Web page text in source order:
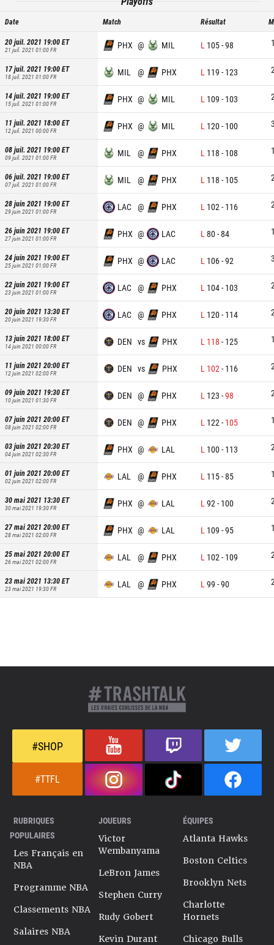
Date Match Résultat
20 juil. 2021 19:00ET
21 juil. 2021 01:00FR PHX @ MIL L 105-98
17 juil. 2021 19:00ET
18 juil. 2021 01:00FR MIL @ PHX L 119 - 123
14 juil. 2021 19:00ET
15 juil. 2021 01:00FR PHX @ MIL L 109 - 103
11 juil. 2021 18:00ET
12 juil. 2021 00:00FR PHX @ MIL L 120- 100
08 juil. 2021 19:00ET
09 juil. 2021 01:00FR MIL @ PHX L 118 - 108
06 juil. 2021 19:00ET
07 juil. 2021 01:00FR MIL @ PHX L 118 - 105
28 juin 2021 19:00ET
29 juin 2021 01:00FR LAC @ PHX L 102 - 116
26 juin 2021 19:00ET
27 juin 2021 01:00FR PHX @ LAC L 80-84
24 juin 2021 19:00ET
25 juin 2021 01:00FR PHX @ LAC L 106-92
22 juin 2021 19:00ET
23 juin 2021 01:00FR LAC @ PHX L 104- 103
20 juin 2021 13:30ET
20 juin 2021 19:30FR LAC @ PHX L 120- 114
13 juin 2021 18:00ET
14 juin 2021 00:00FR DEN vs PHX L 118 - 125
11 juin 2021 20:00ET
12 juin 2021 02:00FR DEN vs PHX L 102 - 116
09 juin 2021 19:30ET
10 juin 2021 01:30FR DEN @ PHX L 123 -98
07 juin 2021 20:00ET
08 juin 2021 02:00FR DEN @ PHX L 122 - 105
03 juin 2021 20:30ET
04 juin 2021 02:30FR PHX @ LAL L 100- 113
01 juin 2021 20:00ET
02 juin 2021 02:00FR LAL @ PHX L 115-85
30 mai 2021 13:30ET
30 mai 2021 19:30FR PHX @ LAL L 92 - 100
27 mai 2021 20:00ET
28 mai 2021 02:00FR PHX @ LAL L 109 -95
25 mai 2021 20:00ET
26 mai 2021 02:00FR LAL @ PHX L 102 - 109
23 mai 2021 13:30ET
23 mai 2021 19:30FR LAL @ PHX L 99 -90
#SHOP
#TTFL
RUBRIQUES
POPULAIRES
Les Français en
NBA
Programme NBA
Classements NBA
Salaires NBA
JOUEURS
Victor
Wembanyama
LeBron James
Stephen Curry
Rudy Gobert
Kevin Durant
ÉQUIPES
Atlanta Hawks
Boston Celtics
Brooklyn Nets
Charlotte
Hornets
Chicago Bulls